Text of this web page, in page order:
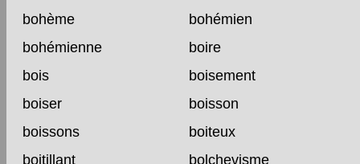
bohème
bohémien
bohémienne
boire
bois
boisement
boiser
boisson
boissons
boiteux
boitillant
bolchevisme